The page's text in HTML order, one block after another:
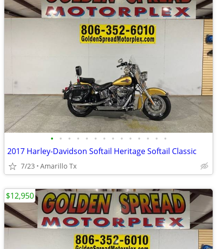
• • • • • • • • • • • • • •
2017 Harley-Davidson Softail Heritage Softail Classic
7/23 Amarillo Tx
$12,950